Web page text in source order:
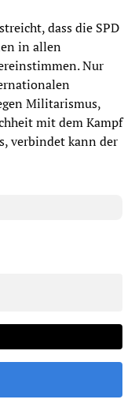
dass die SPD
in allen
Nur
Militarismus,
mit dem Kampf
verbindet kann der